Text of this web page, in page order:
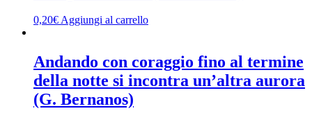
0,20€ Aggiungi al carrello
Andando con coraggio fino al termine
della notte si incontra un’altra aurora
(G. Bernanos)